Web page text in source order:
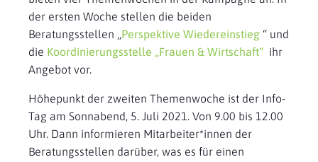
der ersten Woche stellen die beiden
Beratungsstellen „Perspektive Wiedereinstieg “ und
die Koordinierungsstelle „Frauen & Wirtschaft“ ihr
Angebot vor.
Höhepunkt der zweiten Themenwoche ist der Info-
Tag am Sonnabend, 5. Juli 2021. Von 9.00 bis 12.00
Uhr. Dann informieren Mitarbeiter*innen der
Beratungsstellen darüber, was es für einen